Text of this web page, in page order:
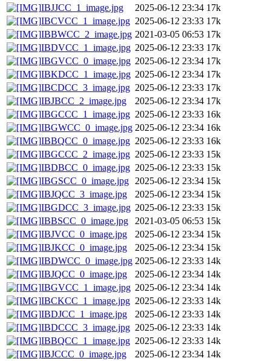
IBJJCC_1_image.jpg
2025-06-12 23:34 17k
IBCVCC_1_image.jpg 2025-06-12 23:33 17k
IBBWCC_2_image.jpg 2021-03-05 06:53 17k
IBDVCC_1_image.jpg 2025-06-12 23:33 17k
IBGVCC_0_image.jpg 2025-06-12 23:34 17k
IBKDCC_1_image.jpg 2025-06-12 23:34 17k
IBCDCC_3_image.jpg 2025-06-12 23:33 17k
IBJBCC_2_image.jpg
2025-06-12 23:34 17k
IBGCCC_1_image.jpg 2025-06-12 23:33 16k
IBGWCC_0_image.jpg 2025-06-12 23:34 16k
IBBQCC_0_image.jpg 2025-06-12 23:33 16k
IBGCCC_2_image.jpg 2025-06-12 23:33 15k
IBDBCC_0_image.jpg 2025-06-12 23:33 15k
IBGSCC_0_image.jpg
2025-06-12 23:34 15k
IBJQCC_3_image.jpg
2025-06-12 23:34 15k
IBGDCC_3_image.jpg 2025-06-12 23:33 15k
IBBSCC_0_image.jpg
2021-03-05 06:53 15k
IBJVCC_0_image.jpg
2025-06-12 23:34 15k
IBJKCC_0_image.jpg
2025-06-12 23:34 15k
IBDWCC_0_image.jpg 2025-06-12 23:33 14k
IBJQCC_0_image.jpg
2025-06-12 23:34 14k
IBGVCC_1_image.jpg 2025-06-12 23:34 14k
IBCKCC_1_image.jpg 2025-06-12 23:33 14k
IBDJCC_1_image.jpg
2025-06-12 23:33 14k
IBDCCC_3_image.jpg 2025-06-12 23:33 14k
IBBQCC_1_image.jpg 2025-06-12 23:33 14k
IBJCCC_0_image.jpg
2025-06-12 23:34 14k